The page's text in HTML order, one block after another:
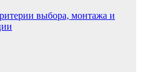
выбора, монтажа и